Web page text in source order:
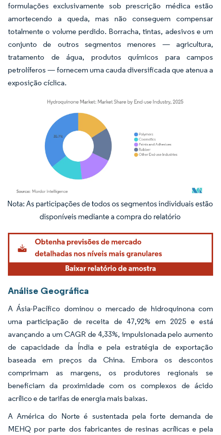
formulações exclusivamente sob prescrição médica estão
amortecendo a queda, mas não conseguem compensar
totalmente o volume perdido. Borracha, tintas, adesivos e um
conjunto de outros segmentos menores — agricultura,
tratamento de água, produtos químicos para campos
petrolíferos — fornecem uma cauda diversificada que atenua a
exposição cíclica.
Imagem © Mordor Intelligence. O reuso requer atribuição conforme CC BY 4.0.
Análise Geográfica
A Ásia-Pacífico dominou o mercado de hidroquinona com
uma participação de receita de 47,92% em 2025 e está
avançando a um CAGR de 4,33%, impulsionada pelo aumento
de capacidade da Índia e pela estratégia de exportação
baseada em preços da China. Embora os descontos
comprimam as margens, os produtores regionais se
beneficiam da proximidade com os complexos de ácido
acrílico e de tarifas de energia mais baixas.
A América do Norte é sustentada pela forte demanda de
MEHQ por parte dos fabricantes de resinas acrílicas e pela